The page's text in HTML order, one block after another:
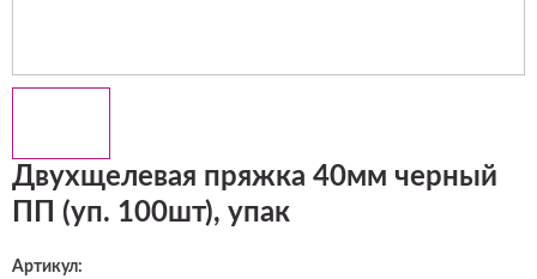
Двухщелевая пряжка 40мм черный
ПП (уп. 100шт), упак
Артикул: